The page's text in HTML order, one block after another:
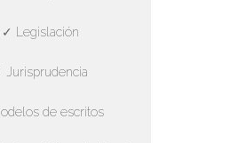
✓ Legislación
Jurisprudencia
de escritos